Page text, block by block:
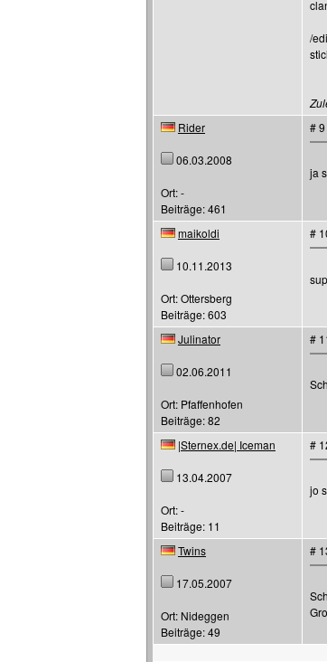
/
Rider
06.03.2008
Ort: -
Beiträge: 461
#
ja
maikoldi
10.11.2013
Ort: Ottersberg
Beiträge: 603
#
Julinator
02.06.2011
Ort: Pfaffenhofen
Beiträge: 82
#
|Sternex.de| Iceman
13.04.2007
Ort: -
Beiträge: 11
#
jo
Twins
17.05.2007
Ort: Nideggen
Beiträge: 49
#